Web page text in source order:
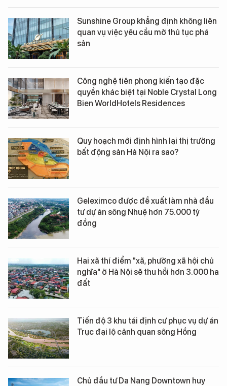
Sunshine Group khẳng định không liên
quan vụ việc yêu cầu mở thủ tục phá
sản
Công nghệ tiên phong kiến tạo đặc
quyền khác biệt tại Noble Crystal Long
Bien WorldHotels Residences
Quy hoạch mới định hình lại thị trường
bất động sản Hà Nội ra sao?
Geleximco được đề xuất làm nhà đầu
tư dự án sông Nhuệ hơn 75.000 tỷ
đồng
Hai xã thí điểm "xã, phường xã hội chủ
nghĩa" ở Hà Nội sẽ thu hồi hơn 3.000 ha
đất
Tiến độ 3 khu tái định cư phục vụ dự án
Trục đại lộ cảnh quan sông Hồng
Chủ đầu tư Da Nang Downtown huy